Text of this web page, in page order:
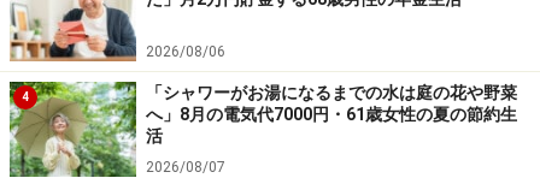
いっぽうで「個人的な不満は特にありません。しかしな
がら」と、年金について以下の実感、考えを残していま
した。
2026/08/06
4
「シャワーがお湯になるまでの水は庭の花や野菜
へ」8月の電気代7000円・61歳女性の夏の節約生
活
2026/08/07